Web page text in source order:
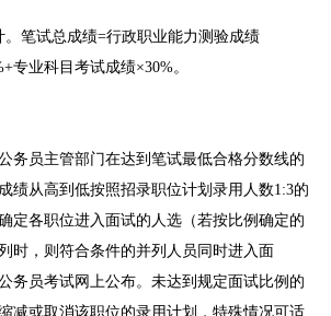
。笔试总成绩=行政职业能力测验成绩
专业科目考试成绩×30%。
务员主管部门在达到笔试最低合格分数线的
绩从高到低按照招录职位计划录用人数1:3的
定各职位进入面试的人选（若按比例确定的
时，则符合条件的并列人员同时进入面
务员考试网上公布。未达到规定面试比例的
减或取消该职位的录用计划，特殊情况可适